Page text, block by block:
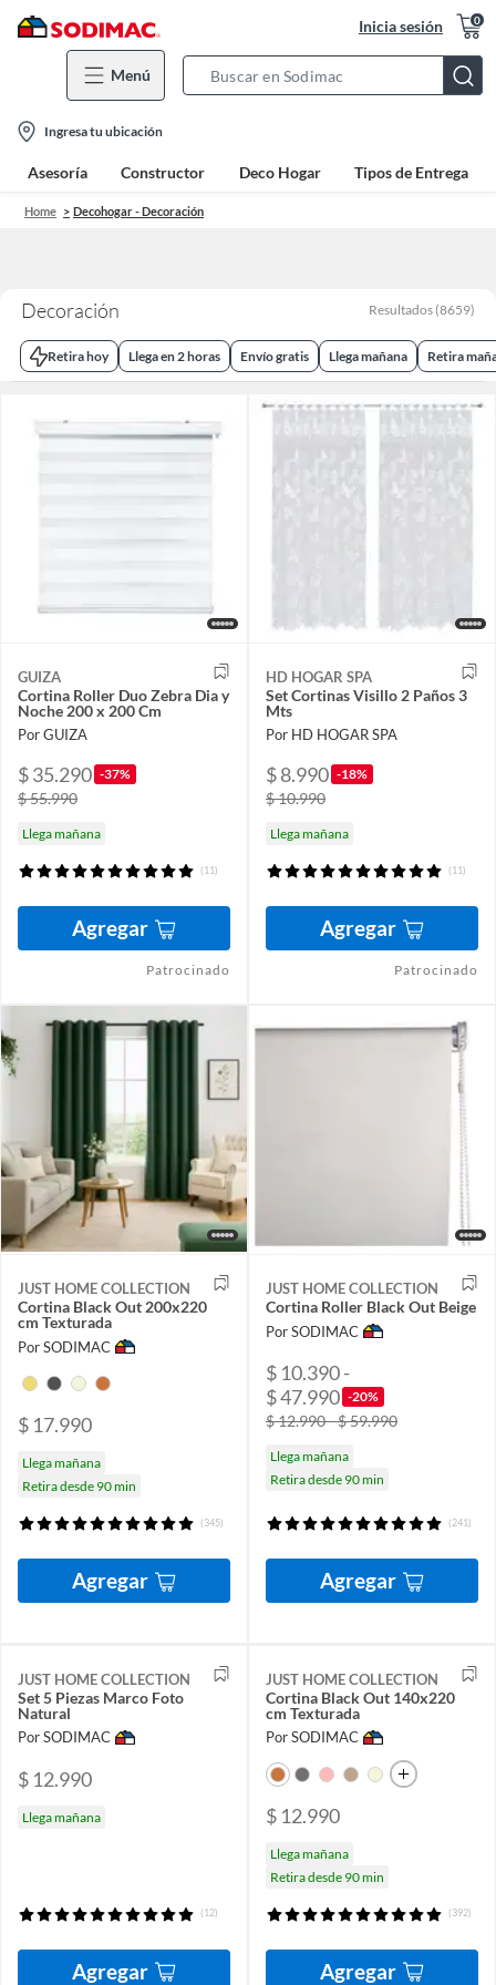
Inicia sesión 0
Menú
Bar
location-
icon
Ingresa tu ubicación
Asesoría Constructor Deco Hogar Tipos de Entrega
Home Decohogar - Decoración
Decoración Resultados (8659)
Retira hoy Llega en 2 horas Envío gratis Llega mañana Retira
GUIZA
Cortina Roller Duo Zebra Dia y
Noche 200 x 200 Cm
Por GUIZA
$ 35.290 -37%
$ 55.990
Llega mañana
(11)
Agregar
Patrocinado
HD HOGAR SPA
Set Cortinas Visillo 2 Paños 3
Mts
Por HD HOGAR SPA
$ 8.990 -18%
$ 10.990
Llega mañana
(11)
Agregar
Patrocinado
JUST HOME COLLECTION
Cortina Black Out 200x220
cm Texturada
Por SODIMAC
$ 17.990
Llega mañana
Retira desde 90 min
(345)
Agregar
JUST HOME COLLECTION
Cortina Roller Black Out Beige
Por SODIMAC
$ 10.390 -
$ 47.990 -20%
$ 12.990 - $ 59.990
Llega mañana
Retira desde 90 min
(241)
Agregar
JUST HOME COLLECTION
Set 5 Piezas Marco Foto
Natural
Por SODIMAC
$ 12.990
Llega mañana
(12)
Agregar
JUST HOME COLLECTION
Cortina Black Out 140x220
cm Texturada
Por SODIMAC
$ 12.990
Llega mañana
Retira desde 90 min
(392)
Agregar